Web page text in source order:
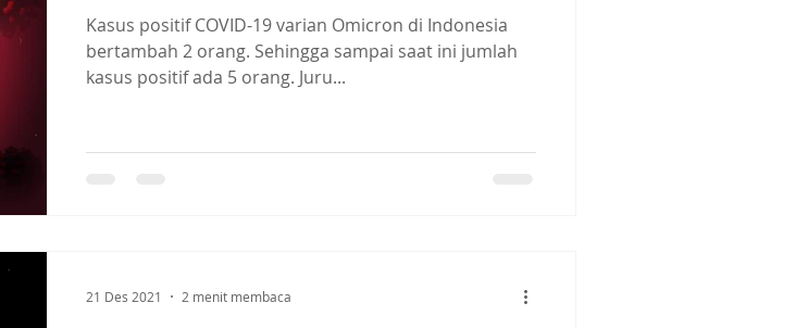
Kasus positif COVID-19 varian Omicron di Indonesia
bertambah 2 orang. Sehingga sampai saat ini jumlah
kasus positif ada 5 orang. Juru...
21 Des 2021 2 menit membaca